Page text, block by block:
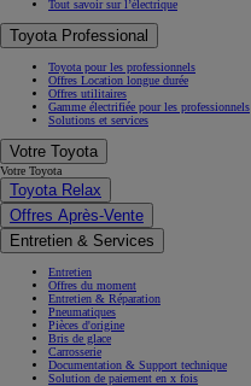
Tout savoir sur l’électrique
Toyota Professional
Toyota pour les professionnels
Offres Location longue durée
Offres utilitaires
Gamme électrifiée pour les professionnels
Solutions et services
Votre Toyota
Votre Toyota
Toyota Relax
Offres Après-Vente
Entretien & Services
Entretien
Offres du moment
Entretien & Réparation
Pneumatiques
Pièces d'origine
Bris de glace
Carrosserie
Documentation & Support technique
Solution de paiement en x fois